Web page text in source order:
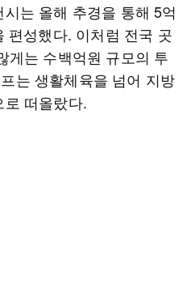
는 올해 추경을 통해 5억
편성했다. 이처럼 전국 곳
게는 수백억원 규모의 투
는 생활체육을 넘어 지방
떠올랐다.